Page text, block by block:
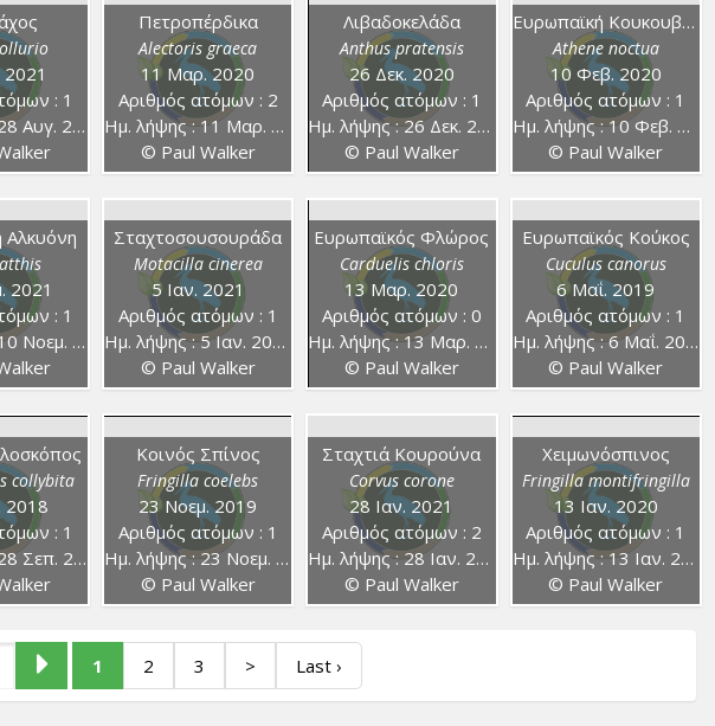
: 1
2021
Πετροπέρδικα
Alectoris graeca
11 Μαρ. 2020
Αριθμός ατόμων : 2
Ημ. λήψης : 11 Μαρ. 2020
© Paul Walker
Λιβαδοκελάδα
Anthus pratensis
26 Δεκ. 2020
Αριθμός ατόμων : 1
Ημ. λήψης : 26 Δεκ. 2020
© Paul Walker
Ευρωπαϊκή Κουκουβάγια
Athene noctua
10 Φεβ. 2020
Αριθμός ατόμων : 1
Ημ. λήψης : 10 Φεβ. 2020
© Paul Walker
Αλκυόνη
2021
: 1
2021
Σταχτοσουσουράδα
Motacilla cinerea
5 Ιαν. 2021
Αριθμός ατόμων : 1
Ημ. λήψης : 5 Ιαν. 2021
© Paul Walker
Ευρωπαϊκός Φλώρος
Carduelis chloris
13 Μαρ. 2020
Αριθμός ατόμων : 0
Ημ. λήψης : 13 Μαρ. 2020
© Paul Walker
Ευρωπαϊκός Κούκος
Cuculus canorus
6 Μαΐ. 2019
Αριθμός ατόμων : 1
Ημ. λήψης : 6 Μαΐ. 2019
© Paul Walker
collybita
2018
: 1
2018
Κοινός Σπίνος
Fringilla coelebs
23 Νοεμ. 2019
Αριθμός ατόμων : 1
Ημ. λήψης : 23 Νοεμ. 2019
© Paul Walker
Σταχτιά Κουρούνα
Corvus corone
28 Ιαν. 2021
Αριθμός ατόμων : 2
Ημ. λήψης : 28 Ιαν. 2021
© Paul Walker
Χειμωνόσπινος
Fringilla montifringilla
13 Ιαν. 2020
Αριθμός ατόμων : 1
Ημ. λήψης : 13 Ιαν. 2020
© Paul Walker
1 2 3 > Last ›